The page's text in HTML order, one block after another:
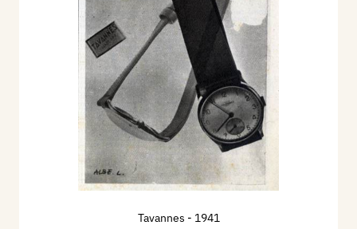
Tavannes - 1941